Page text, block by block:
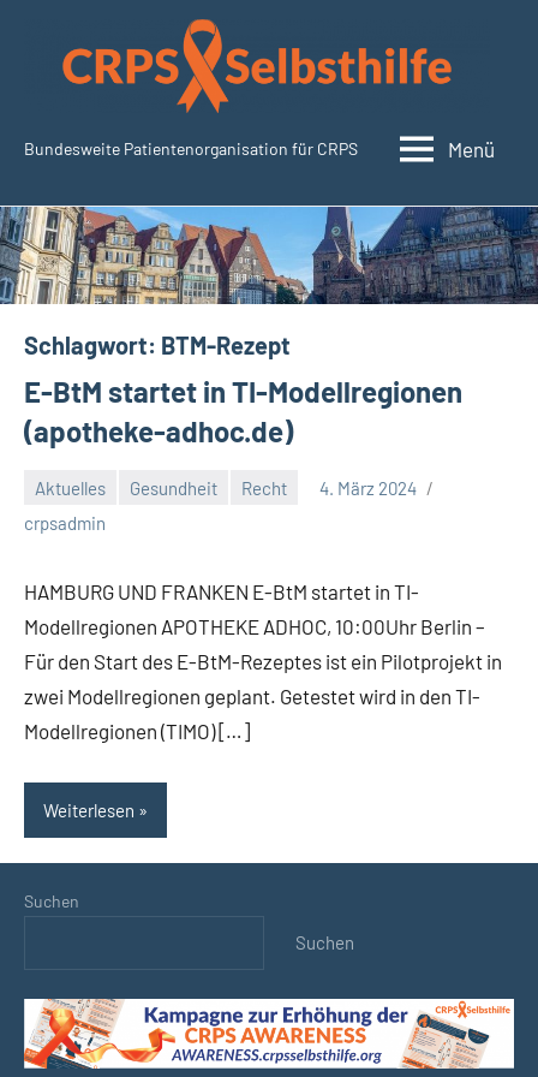
springen
SudeckSelbsthilfe.org
Bundesweite Patientenorganisation für CRPS Menü
Schlagwort: BTM-Rezept
E-BtM startet in TI-Modellregionen
(apotheke-adhoc.de)
Aktuelles Gesundheit Recht
4. März 2024
crpsadmin
Keine
HAMBURG UND FRANKEN E-BtM startet in TI-
Modellregionen APOTHEKE ADHOC, 10:00Uhr Berlin –
Für den Start des E-BtM-Rezeptes ist ein Pilotprojekt in
zwei Modellregionen geplant. Getestet wird in den TI-
Modellregionen (TIMO) […]
Weiterlesen
Suchen
Suchen